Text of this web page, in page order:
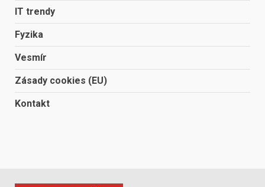
IT trendy
Fyzika
Vesmír
Zásady cookies (EU)
Kontakt